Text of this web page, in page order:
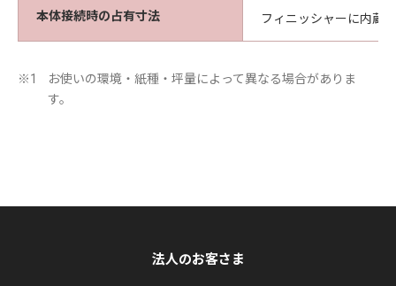
本体接続時の占有寸法 フィニッシャーに内蔵
※1
お使いの環境・紙種・坪量によって異なる場合がありま
す。
法人のお客さま